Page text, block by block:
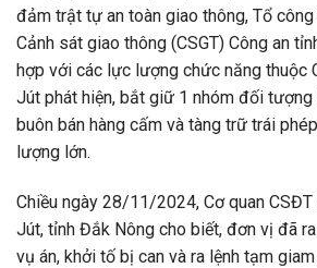
đảm trật tự an toàn giao thông, Tổ
Cảnh sát giao thông (CSGT) Công an
hợp với các lực lượng chức năng thuộc
Jút phát hiện, bắt giữ 1 nhóm đối tượng
buôn bán hàng cấm và tàng trữ trái
lượng lớn.
Chiều ngày 28/11/2024, Cơ quan CSĐT
Jút, tỉnh Đắk Nông cho biết, đơn vị đã
vụ án, khởi tố bị can và ra lệnh tạm